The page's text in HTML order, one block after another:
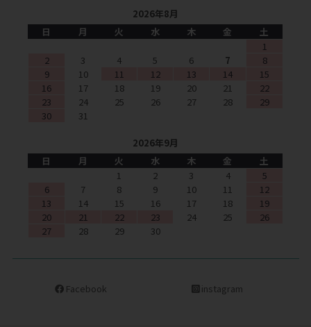
2026年8月
日
月 火 水 木 金
土
1
2
3 4 5 6 7
8
9
10 11 12 13 14
15
16
17 18 19 20 21
22
23
24 25 26 27 28
29
30
31
2026年9月
日
月 火 水 木 金
土
1
2 3 4
5
6
7 8 9 10 11
12
13
14 15 16 17 18
19
20
21 22 23 24 25
26
27
28 29 30
Facebook instagram